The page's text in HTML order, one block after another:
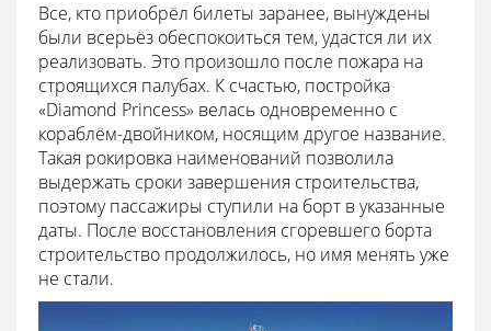
Все, кто приобрёл билеты заранее, вынуждены
были всерьёз обеспокоиться тем, удастся ли их
реализовать. Это произошло после пожара на
строящихся палубах. К счастью, постройка
«Diamond Princess» велась одновременно с
кораблём-двойником, носящим другое название.
Такая рокировка наименований позволила
выдержать сроки завершения строительства,
поэтому пассажиры ступили на борт в указанные
даты. После восстановления сгоревшего борта
строительство продолжилось, но имя менять уже
не стали.